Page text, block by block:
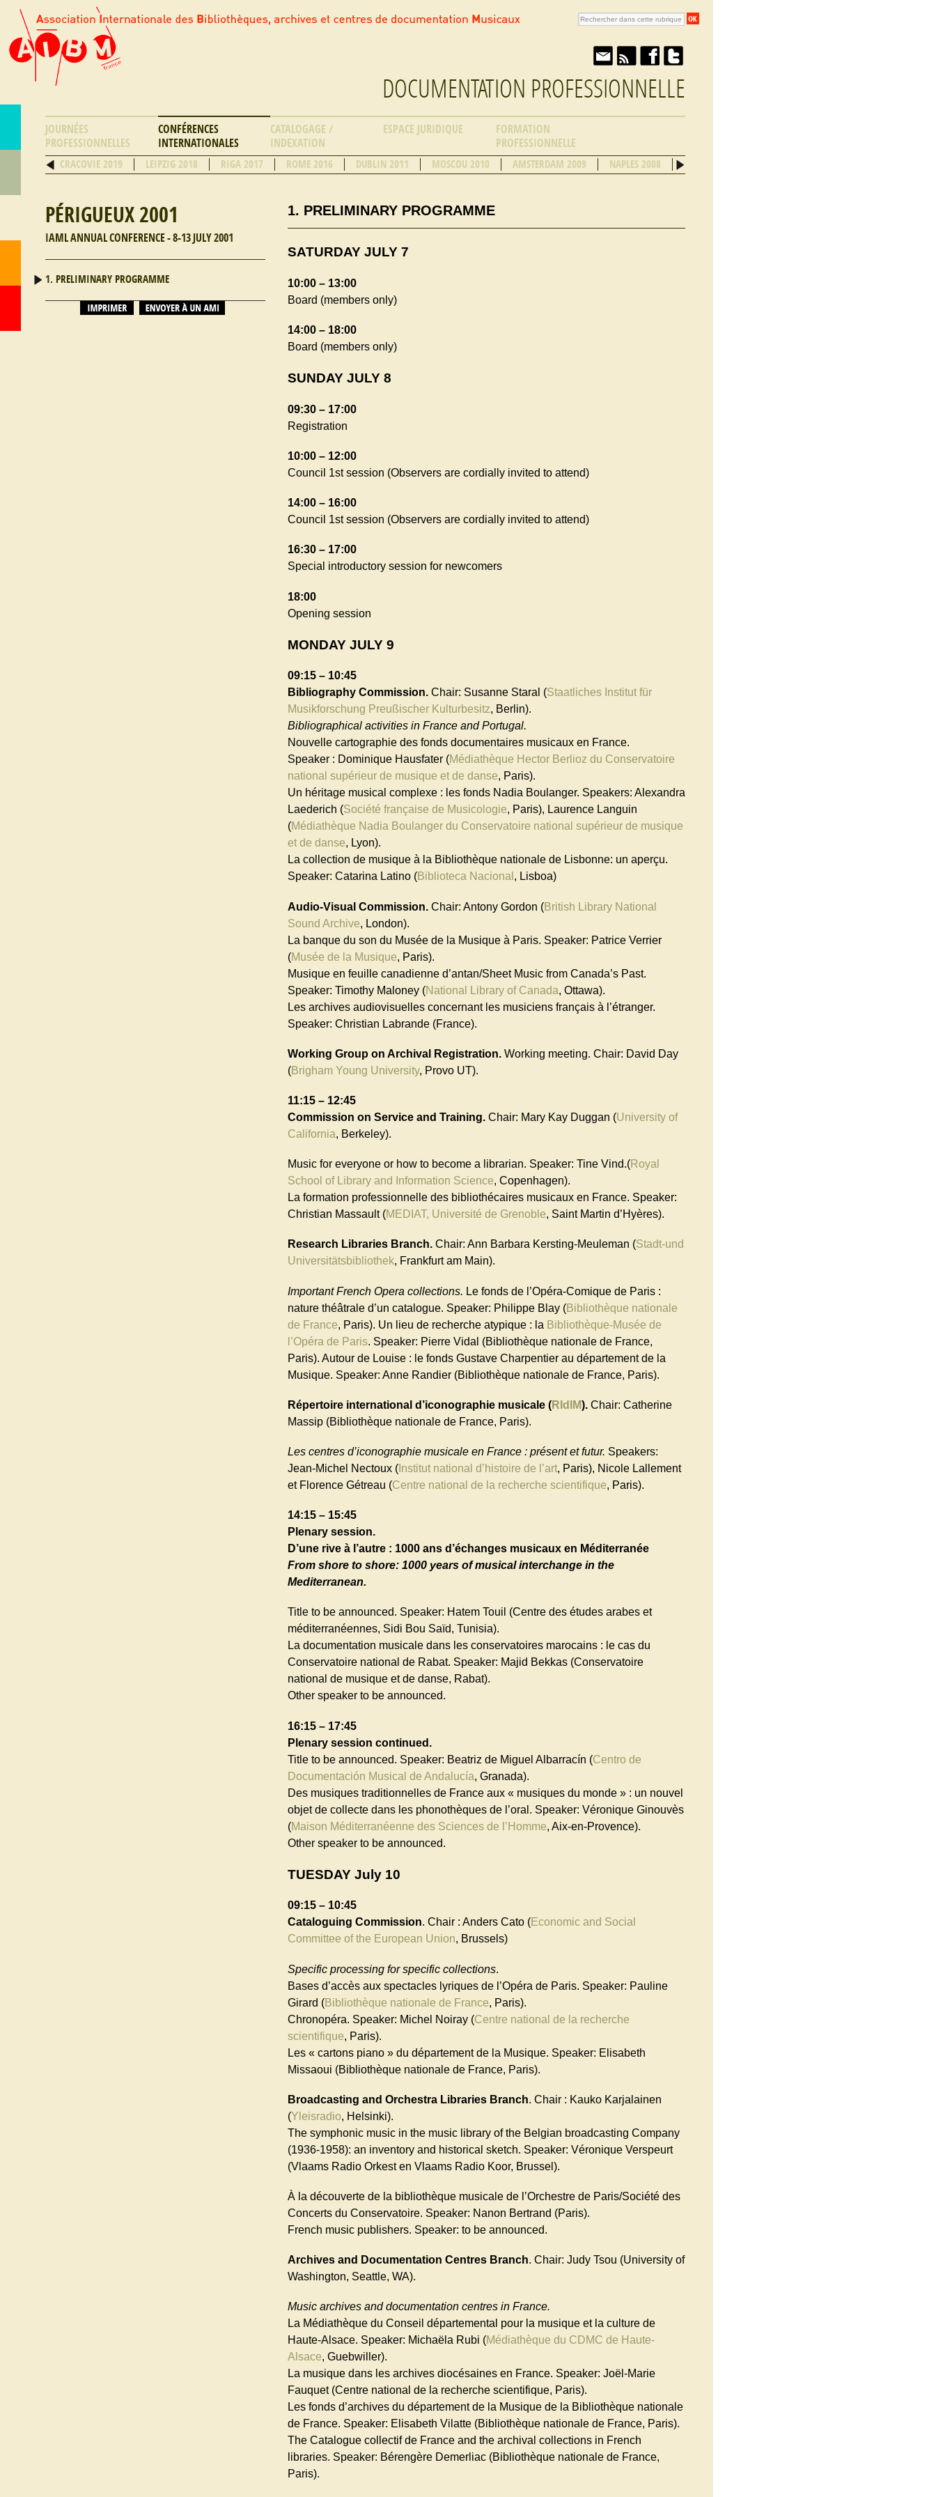
DOCUMENTATION PROFESSIONNELLE
JOURNÉES
PROFESSIONNELLES
CONFÉRENCES
INTERNATIONALES
CATALOGAGE /
INDEXATION
ESPACE JURIDIQUE
FORMATION
PROFESSIONNELLE
CRACOVIE 2019 LEIPZIG 2018 RIGA 2017 ROME 2016 DUBLIN 2011 MOSCOU 2010 AMSTERDAM 2009 NAPLES 2008
PÉRIGUEUX 2001
IAML ANNUAL CONFERENCE - 8-13 JULY 2001
1. PRELIMINARY PROGRAMME
1. PRELIMINARY PROGRAMME
SATURDAY JULY 7
10:00 – 13:00
Board (members only)
14:00 – 18:00
Board (members only)
SUNDAY JULY 8
09:30 – 17:00
Registration
10:00 – 12:00
Council 1st session (Observers are cordially invited to attend)
14:00 – 16:00
Council 1st session (Observers are cordially invited to attend)
16:30 – 17:00
Special introductory session for newcomers
18:00
Opening session
MONDAY JULY 9
09:15 – 10:45
Bibliography Commission. Chair: Susanne Staral (Staatliches Institut für
Musikforschung Preußischer Kulturbesitz, Berlin).
Bibliographical activities in France and Portugal.
Nouvelle cartographie des fonds documentaires musicaux en France.
Speaker : Dominique Hausfater (Médiathèque Hector Berlioz du Conservatoire
national supérieur de musique et de danse, Paris).
Un héritage musical complexe : les fonds Nadia Boulanger. Speakers: Alexandra
Laederich (Société française de Musicologie, Paris), Laurence Languin
(Médiathèque Nadia Boulanger du Conservatoire national supérieur de musique
et de danse, Lyon).
La collection de musique à la Bibliothèque nationale de Lisbonne: un aperçu.
Speaker: Catarina Latino (Biblioteca Nacional , Lisboa)
Audio-Visual Commission. Chair: Antony Gordon (British Library National
Sound Archive, London).
La banque du son du Musée de la Musique à Paris. Speaker: Patrice Verrier
(Musée de la Musique, Paris).
Musique en feuille canadienne d’antan/Sheet Music from Canada’s Past.
Speaker: Timothy Maloney (National Library of Canada, Ottawa).
Les archives audiovisuelles concernant les musiciens français à l’étranger.
Speaker: Christian Labrande (France).
Working Group on Archival Registration. Working meeting. Chair: David Day
(Brigham Young University, Provo UT).
11:15 – 12:45
Commission on Service and Training. Chair: Mary Kay Duggan (University of
California, Berkeley).
Music for everyone or how to become a librarian. Speaker: Tine Vind.(Royal
School of Library and Information Science, Copenhagen).
La formation professionnelle des bibliothécaires musicaux en France. Speaker:
Christian Massault (MEDIAT, Université de Grenoble, Saint Martin d’Hyères).
Research Libraries Branch. Chair: Ann Barbara Kersting-Meuleman (Stadt-und
Universitätsbibliothek, Frankfurt am Main).
Important French Opera collections. Le fonds de l’Opéra-Comique de Paris :
nature théâtrale d’un catalogue. Speaker: Philippe Blay (Bibliothèque nationale
de France, Paris). Un lieu de recherche atypique : la Bibliothèque-Musée de
l’Opéra de Paris. Speaker: Pierre Vidal (Bibliothèque nationale de France,
Paris). Autour de Louise : le fonds Gustave Charpentier au département de la
Musique. Speaker: Anne Randier (Bibliothèque nationale de France, Paris).
Répertoire international d’iconographie musicale (RIdIM). Chair: Catherine
Massip (Bibliothèque nationale de France, Paris).
Les centres d’iconographie musicale en France : présent et futur. Speakers:
Jean-Michel Nectoux ( Institut national d’histoire de l’art, Paris), Nicole Lallement
et Florence Gétreau (Centre national de la recherche scientifique, Paris).
14:15 – 15:45
Plenary session.
D’une rive à l’autre : 1000 ans d’échanges musicaux en Méditerranée
From shore to shore: 1000 years of musical interchange in the
Mediterranean.
Title to be announced. Speaker: Hatem Touil (Centre des études arabes et
méditerranéennes, Sidi Bou Saïd, Tunisia).
La documentation musicale dans les conservatoires marocains : le cas du
Conservatoire national de Rabat. Speaker: Majid Bekkas (Conservatoire
national de musique et de danse, Rabat).
Other speaker to be announced.
16:15 – 17:45
Plenary session continued.
Title to be announced. Speaker: Beatriz de Miguel Albarracín (Centro de
Documentación Musical de Andalucía, Granada).
Des musiques traditionnelles de France aux « musiques du monde » : un nouvel
objet de collecte dans les phonothèques de l’oral. Speaker: Véronique Ginouvès
(Maison Méditerranéenne des Sciences de l’Homme, Aix-en-Provence).
Other speaker to be announced.
TUESDAY July 10
09:15 – 10:45
Cataloguing Commission. Chair : Anders Cato (Economic and Social
Committee of the European Union, Brussels)
Specific processing for specific collections.
Bases d’accès aux spectacles lyriques de l’Opéra de Paris. Speaker: Pauline
Girard (Bibliothèque nationale de France, Paris).
Chronopéra. Speaker: Michel Noiray (Centre national de la recherche
scientifique, Paris).
Les « cartons piano » du département de la Musique. Speaker: Elisabeth
Missaoui (Bibliothèque nationale de France, Paris).
Broadcasting and Orchestra Libraries Branch. Chair : Kauko Karjalainen
(Yleisradio, Helsinki).
The symphonic music in the music library of the Belgian broadcasting Company
(1936-1958): an inventory and historical sketch. Speaker: Véronique Verspeurt
(Vlaams Radio Orkest en Vlaams Radio Koor, Brussel).
À la découverte de la bibliothèque musicale de l’Orchestre de Paris/Société des
Concerts du Conservatoire. Speaker: Nanon Bertrand (Paris).
French music publishers. Speaker: to be announced.
Archives and Documentation Centres Branch. Chair: Judy Tsou (University of
Washington, Seattle, WA).
Music archives and documentation centres in France.
La Médiathèque du Conseil départemental pour la musique et la culture de
Haute-Alsace. Speaker: Michaëla Rubi (Médiathèque du CDMC de Haute-
Alsace, Guebwiller).
La musique dans les archives diocésaines en France. Speaker: Joël-Marie
Fauquet (Centre national de la recherche scientifique, Paris).
Les fonds d’archives du département de la Musique de la Bibliothèque nationale
de France. Speaker: Elisabeth Vilatte (Bibliothèque nationale de France, Paris).
The Catalogue collectif de France and the archival collections in French
libraries. Speaker: Bérengère Demerliac (Bibliothèque nationale de France,
Paris).